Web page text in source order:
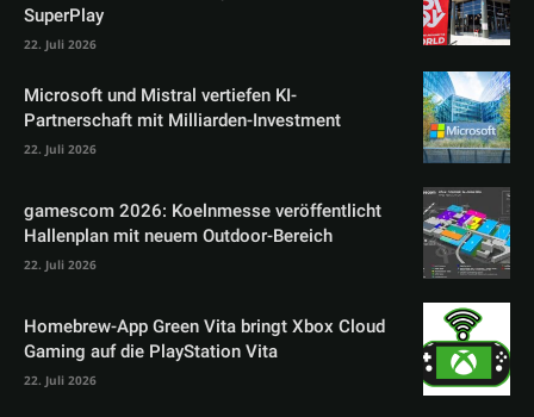
SuperPlay
22. Juli 2026
Microsoft und Mistral vertiefen KI-
Partnerschaft mit Milliarden-Investment
22. Juli 2026
gamescom 2026: Koelnmesse veröffentlicht
Hallenplan mit neuem Outdoor-Bereich
22. Juli 2026
Homebrew-App Green Vita bringt Xbox Cloud
Gaming auf die PlayStation Vita
22. Juli 2026